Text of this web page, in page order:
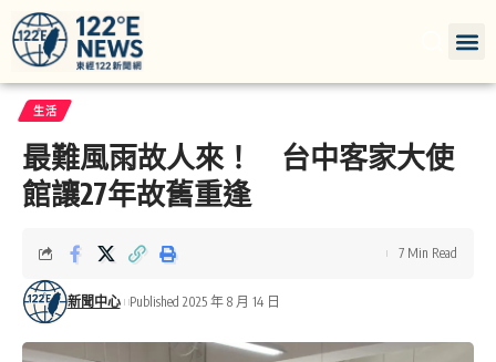
生活
最難風雨故人來！ 台中客家大使
館讓27年故舊重逢
新聞中心 Published 2025 年 8 月 14 日
7 Min Read